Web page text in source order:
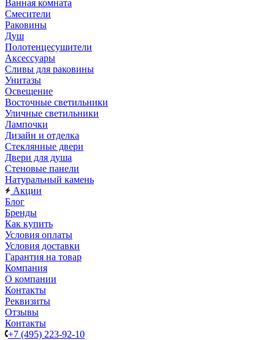
Ванная комната
Смесители
Раковины
Душ
Полотенцесушители
Аксессуары
Сливы для раковины
Унитазы
Освещение
Восточные светильники
Уличные светильники
Лампочки
Дизайн и отделка
Стеклянные двери
Двери для душа
Стеновые панели
Натуральный камень
Акции
Блог
Бренды
Как купить
Условия оплаты
Условия доставки
Гарантия на товар
Компания
О компании
Контакты
Реквизиты
Отзывы
Контакты
+7 (495) 223-92-10